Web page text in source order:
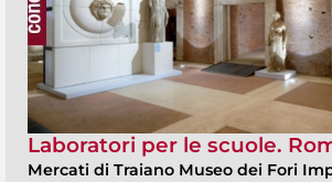
Laboratori per le scuole.
Mercati di Traiano Museo dei Fori